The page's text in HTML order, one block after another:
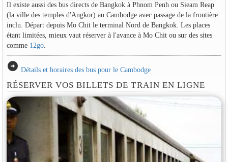
Il existe aussi des bus directs de Bangkok à Phnom Penh ou Sieam Reap
(la ville des temples d'Angkor) au Cambodge avec passage de la frontière
inclu. Départ depuis Mo Chit le terminal Nord de Bangkok. Les places
étant limitées, mieux vaut réserver à l'avance à Mo Chit ou sur des sites
comme 12go.
arrow_circle_right Détails et horaires des bus pour le Cambodge
RÉSERVER VOS BILLETS DE TRAIN EN LIGNE